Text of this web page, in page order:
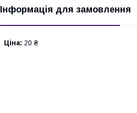
Інформація для замовлення
Ціна: 20 ₴